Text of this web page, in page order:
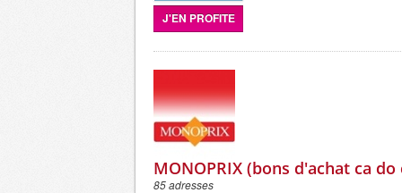
J'EN PROFITE
MONOPRIX (bons d'achat ca do
85 adresses